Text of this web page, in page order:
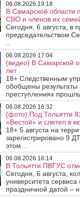
06.08.2026 19:18
В Самарской области
СВО и членов их
Сегодня, 6 августа, в
председательством
06.08.2026 17:04
(видео) В Самарской
лет .
18+ Следственным
обобщены результаты
преступлениях
06.08.2026 16:32
(фото) Под Тольятти
«Вестой» и слетел в
18+ 5 августа на
зарегистрировано 9
этом ..
06.08.2026 16:14
В Тольятти ПВГУС
Сегодня, 6 августа,
университета
праздничной датой –